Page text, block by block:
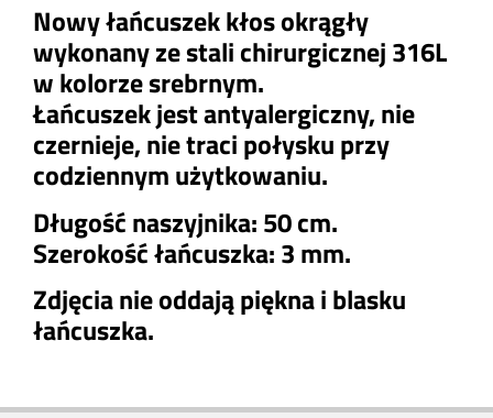
Nowy łańcuszek kłos okrągły
wykonany ze stali chirurgicznej 316L
w kolorze srebrnym.
Łańcuszek jest antyalergiczny, nie
czernieje, nie traci połysku przy
codziennym użytkowaniu.
Długość naszyjnika: 50 cm.
Szerokość łańcuszka: 3 mm.
Zdjęcia nie oddają piękna i blasku
łańcuszka.